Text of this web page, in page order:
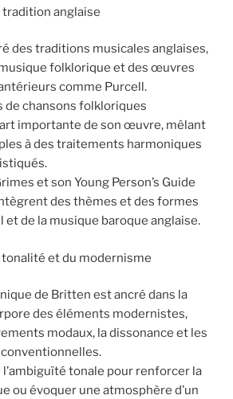
tradition anglaise
des traditions musicales anglaises,
folklorique et des œuvres
comme Purcell.
de chansons folkloriques
importante de son œuvre, mêlant
à des traitements harmoniques
et son Young Person’s Guide
des thèmes et des formes
et de la musique baroque anglaise.
et du modernisme
de Britten est ancré dans la
des éléments modernistes,
modaux, la dissonance et les
tonale pour renforcer la
ou évoquer une atmosphère d’un